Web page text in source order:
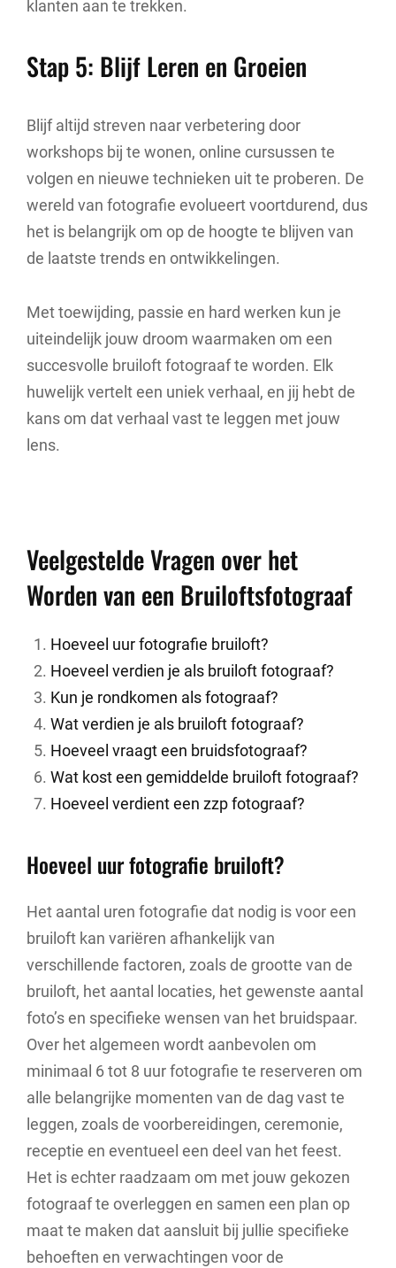
klanten aan te trekken.
Stap 5: Blijf Leren en Groeien
Blijf altijd streven naar verbetering door
workshops bij te wonen, online cursussen te
volgen en nieuwe technieken uit te proberen. De
wereld van fotografie evolueert voortdurend, dus
het is belangrijk om op de hoogte te blijven van
de laatste trends en ontwikkelingen.
Met toewijding, passie en hard werken kun je
uiteindelijk jouw droom waarmaken om een
succesvolle bruiloft fotograaf te worden. Elk
huwelijk vertelt een uniek verhaal, en jij hebt de
kans om dat verhaal vast te leggen met jouw
lens.
Veelgestelde Vragen over het
Worden van een Bruiloftsfotograaf
Hoeveel uur fotografie bruiloft?
Hoeveel verdien je als bruiloft fotograaf?
Kun je rondkomen als fotograaf?
Wat verdien je als bruiloft fotograaf?
Hoeveel vraagt een bruidsfotograaf?
Wat kost een gemiddelde bruiloft fotograaf?
Hoeveel verdient een zzp fotograaf?
Hoeveel uur fotografie bruiloft?
Het aantal uren fotografie dat nodig is voor een
bruiloft kan variëren afhankelijk van
verschillende factoren, zoals de grootte van de
bruiloft, het aantal locaties, het gewenste aantal
foto’s en specifieke wensen van het bruidspaar.
Over het algemeen wordt aanbevolen om
minimaal 6 tot 8 uur fotografie te reserveren om
alle belangrijke momenten van de dag vast te
leggen, zoals de voorbereidingen, ceremonie,
receptie en eventueel een deel van het feest.
Het is echter raadzaam om met jouw gekozen
fotograaf te overleggen en samen een plan op
maat te maken dat aansluit bij jullie specifieke
behoeften en verwachtingen voor de